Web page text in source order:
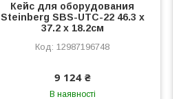
Кейс для оборудования
Steinberg SBS-UTC-22 46.3 x
37.2 x 18.2см
12987196748
9 124 ₴
В наявності